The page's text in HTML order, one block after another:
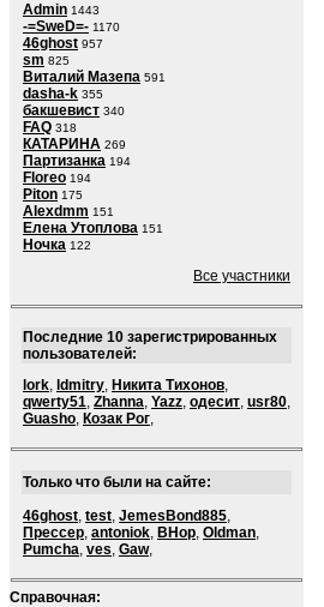
Admin 1443
-=SweD=- 1170
46ghost 957
sm 825
Виталий Мазепа 591
dasha-k 355
бакшевист 340
FAQ 318
КАТАРИНА 269
Партизанка 194
Floreo 194
Piton 175
Alexdmm 151
Елена Утоплова 151
Ночка 122
Все участники
Последние 10 зарегистрированных
пользователей:
lork, ldmitry, Никита Тихонов,
qwerty51, Zhanna, Yazz, одесит, usr80,
Guasho, Козак Рог,
Только что были на сайте:
46ghost, test, JemesBond885,
Прессер, antoniok, BHop, Oldman,
Pumcha, ves, Gaw,
Справочная: